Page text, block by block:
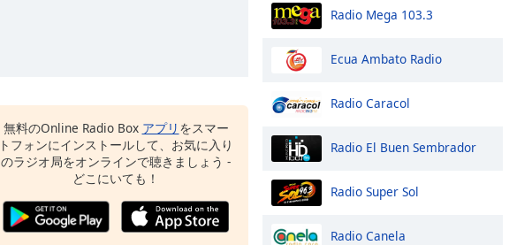
無料のOnline Radio Box アプリ をスマー
トフォンにインストールして、お気に入り
のラジオ局をオンラインで聴きましょう -
どこにいても！
Radio Mega 103.3
Ecua Ambato Radio
Radio Caracol
Radio El Buen Sembrador
Radio Super Sol
Radio Canela